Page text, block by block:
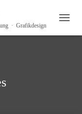
· Grafikdesign